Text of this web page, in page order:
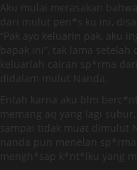
Aku mulai merasakan
dari mulut pen*s ku ini,
“Pak ayo keluarin pak, aku
bapak ini”, tak lama
keluarlah cairan sp*rma
didalam mulut Nanda,
Entah karna aku blm
memang aq yang lagi
sampai tidak muat dimulut
nanda pun menelan
mengh*sap k*nt*lku yang